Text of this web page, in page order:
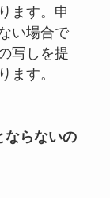
ます。申
い場合で
写しを提
ます。
ならないの